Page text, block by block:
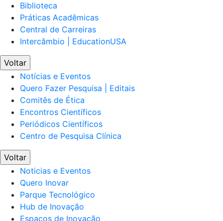
Biblioteca
Práticas Acadêmicas
Central de Carreiras
Intercâmbio | EducationUSA
Voltar
Notícias e Eventos
Quero Fazer Pesquisa | Editais
Comitês de Ética
Encontros Científicos
Periódicos Científicos
Centro de Pesquisa Clínica
Voltar
Noticias e Eventos
Quero Inovar
Parque Tecnológico
Hub de Inovação
Espaços de Inovação